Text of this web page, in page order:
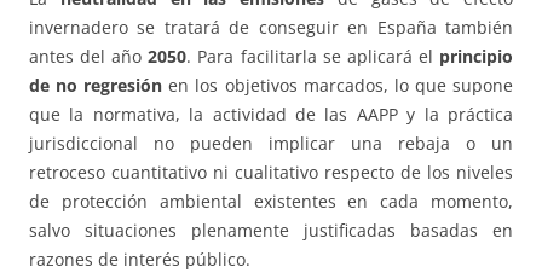
invernadero se tratará de conseguir en España también
antes del año2050. Para facilitarla se aplicará el principio
de no regresión en los objetivos marcados, lo que supone
que la normativa, la actividad de las AAPP y la práctica
jurisdiccional no pueden implicar una rebaja o un
retroceso cuantitativo ni cualitativo respecto de los niveles
de protección ambiental existentes en cada momento,
salvo situaciones plenamente justificadas basadas en
razones de interés público.